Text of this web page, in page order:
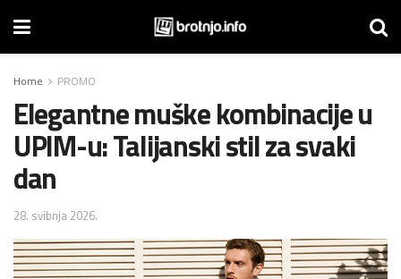
Home PROMO
Elegantne muške kombinacije u
UPIM-u: Talijanski stil za svaki
dan
28. svibnja 2026.